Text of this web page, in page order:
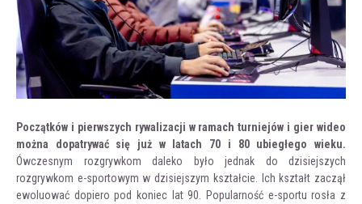
Początków i pierwszych rywalizacji w ramach turniejów i gier wideo
można dopatrywać się już w latach 70 i 80 ubiegłego wieku.
Ówczesnym rozgrywkom daleko było jednak do dzisiejszych
rozgrywkom e-sportowym w dzisiejszym kształcie. Ich kształt zaczął
ewoluować dopiero pod koniec lat 90. Popularność e-sportu rosła z